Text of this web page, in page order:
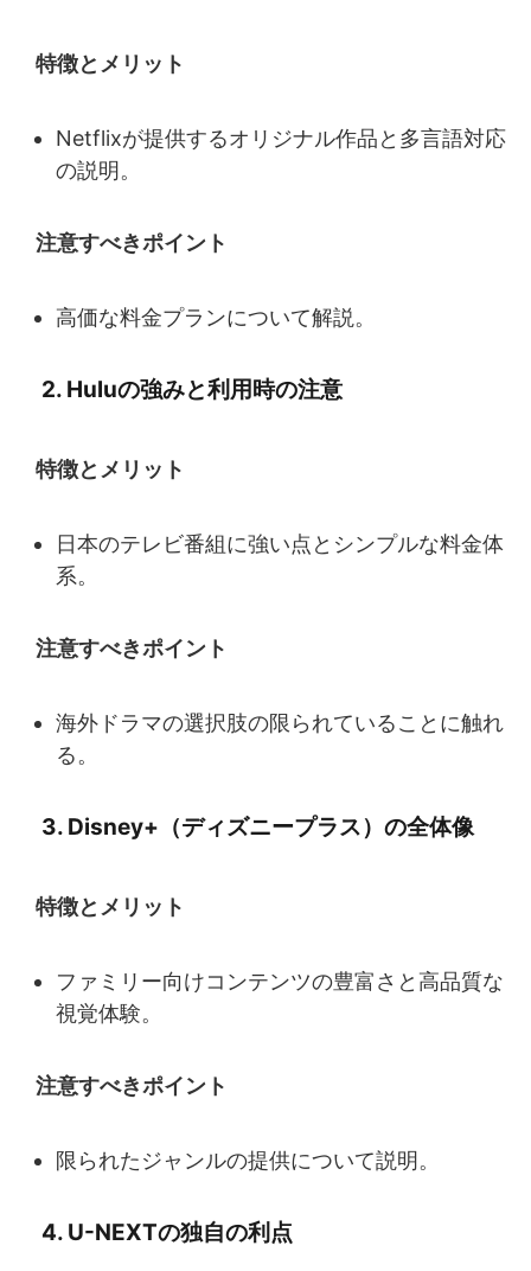
特徴とメリット
Netflixが提供するオリジナル作品と多言語対応
の説明。
注意すべきポイント
高価な料金プランについて解説。
2. Huluの強みと利用時の注意
特徴とメリット
日本のテレビ番組に強い点とシンプルな料金体
系。
注意すべきポイント
海外ドラマの選択肢の限られていることに触れ
る。
3. Disney+（ディズニープラス）の全体像
特徴とメリット
ファミリー向けコンテンツの豊富さと高品質な
視覚体験。
注意すべきポイント
限られたジャンルの提供について説明。
4. U-NEXTの独自の利点